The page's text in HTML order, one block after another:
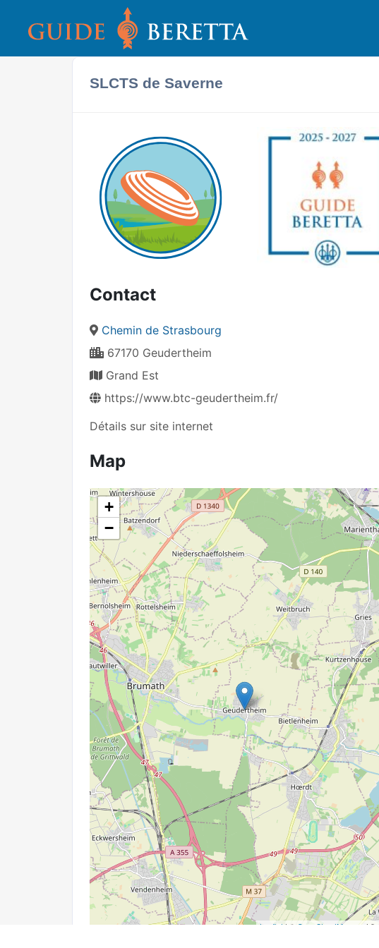
SLCTS de Saverne
Contact
Chemin de Strasbourg
67170 Geudertheim
Grand Est
https://www.btc-geudertheim.fr/
Détails sur site internet
Map
+
−
Leaflet| ©OpenStreetMap